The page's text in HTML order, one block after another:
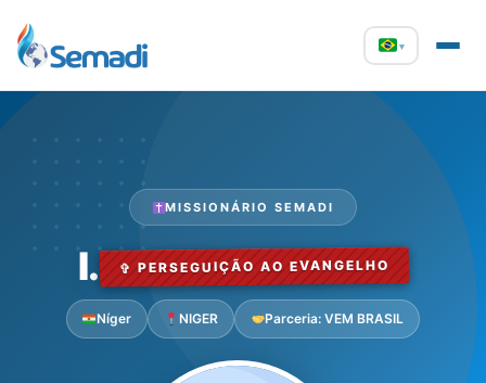
▾
MISSIONÁRIO SEMADI
I. ✞ PERSEGUIÇÃO AO EVANGELHO
Níger NIGER Parceria: VEM BRASIL